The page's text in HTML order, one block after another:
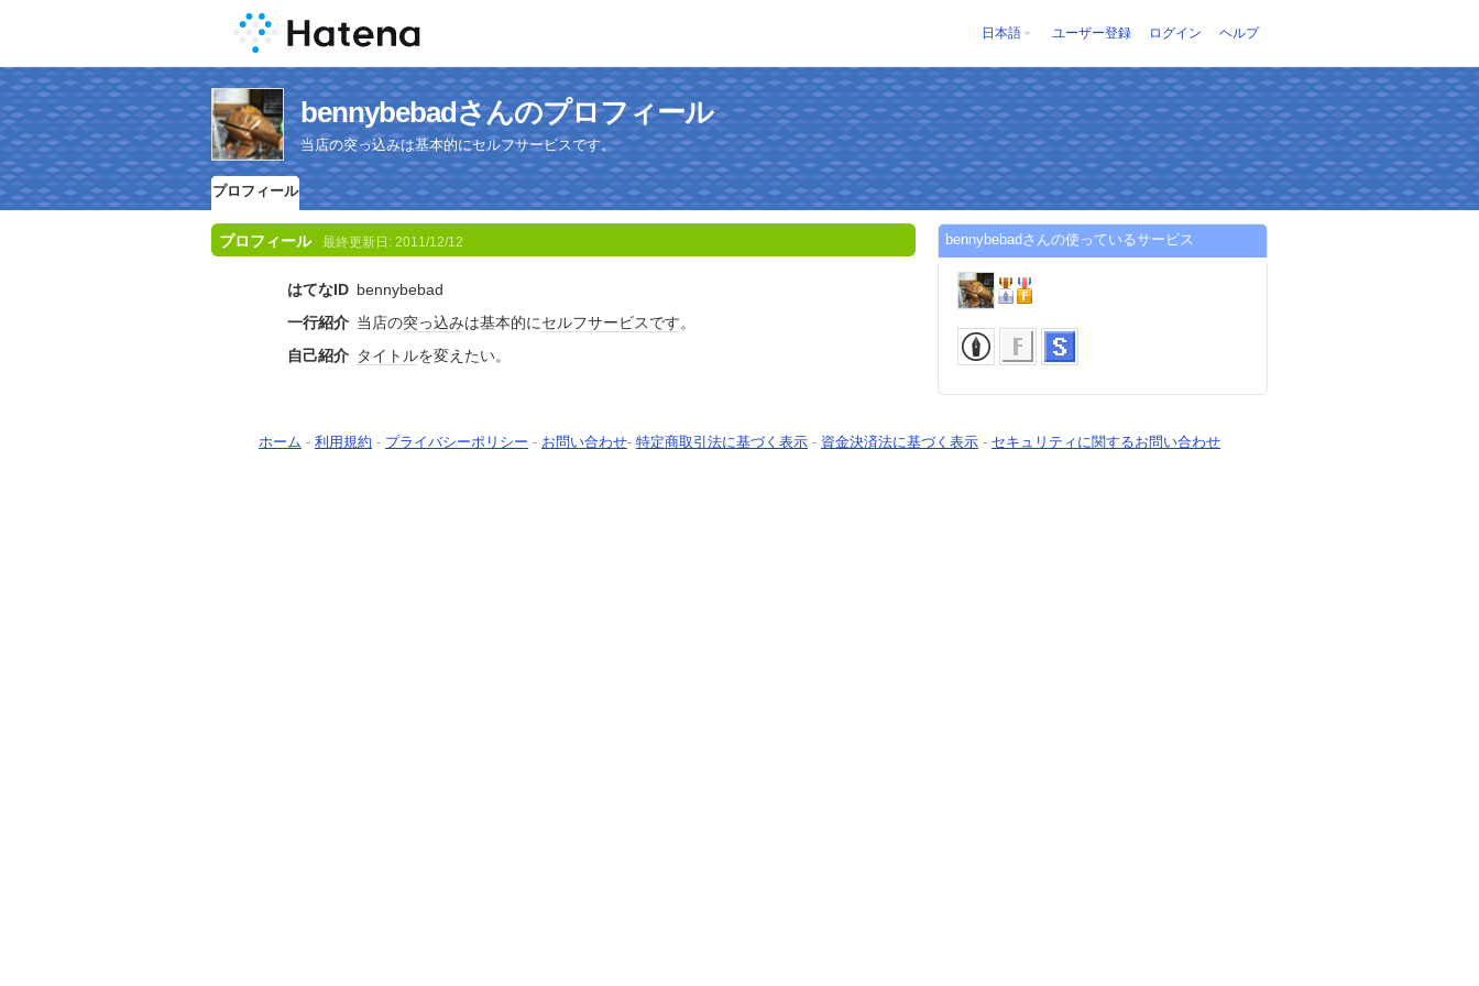
日本語 ユーザー登録 ログイン ヘルプ
bennybebadさんのプロフィール
当店の突っ込みは基本的にセルフサービスです。
プロフィール
プロフィール 最終更新日: 2011/12/12
はてなID bennybebad
一行紹介 当店の突っ込みは基本的にセルフサービスです。
自己紹介 タイトルを変えたい。
bennybebadさんの使っているサービス
ホーム - 利用規約 - プライバシーポリシー - お問い合わせ- 特定商取引法に基づく表示 - 資金決済法に基づく表示 - セキュリティに関するお問い合わせ